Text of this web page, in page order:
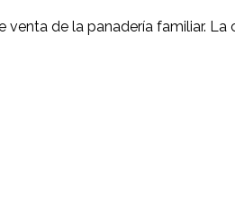
venta de la panadería familiar.